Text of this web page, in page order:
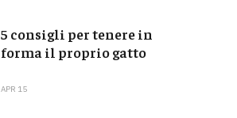
5 consigli per tenere in
forma il proprio gatto
APR 15